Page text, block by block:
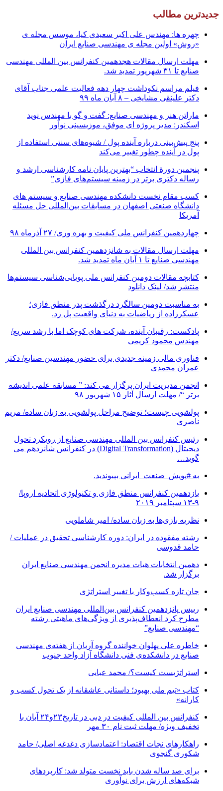
جدیدترین مطالب
چهره ها: مهندس علی اکبر سعیدی کیا، موسس مجله ی
«روش» اولین مجله ی مهندسی صنایع ایران
مهلت ارسال مقالات هجدهمین کنفرانس بین المللی مهندسی
صنایع تا ۳۱ شهریور تمدید شد.
فیلم مراسم نکوداشت چهار دهه فعالیت علمی جناب آقای
دکتر علینقی مشایخی – ۸ آبان ماه ۹۹
ماراتن هنر و مهندسی صنایع: گفت و گو با مهندس نوید
اسکندر: مدیر پروژه ای موفق، موزیسینی نوآور
پنج پیش‌بینی درباره آینده پول / شیوه‌های سنتی استفاده از
پول در آینده چطور تغییر می‌کند
پنجمین دورۀ انتخاب “بهترین پایان ­نامه کارشناسی­ ارشد و
رساله دکتری برتر در زمینه سیستم‌های فازی”
کسب مقام نخست دانشکده مهندسی صنایع و سیستم های
دانشگاه صنعتی اصفهان در مسابقات بین‌المللی حل مسئله
آمریکا
چهاردهمین کنفرانس ملی کیفیت و بهره وری/ ۲۷ آذرماه ۹۸
مهلت ارسال مقالات به شانزدهمین کنفرانس بین المللی
مهندسی صنایع تا ۱ آبان ماه تمدید شد.
کتابچه مقالات دومین کنفرانس ملی پویایی‌شناسی سیستم‌ها
منتشر شد/ لینک دانلود
به مناسبت دومین سالگرد درگذشت پدر منطق فازی؛
عسکرزاده از ریاضیات به دنیای واقعیت پل زد.
پادکست: رقیبان آینده، شرکت های کوچک اما با رشد سریع/
مهندس محمود کریمی
فناوری مالی زمینه جدیدی برای حضور مهندسین صنایع/ دکتر
عمران محمدی
انجمن مدیریت ایران برگزار می کند: ” مسابقه علمی اندیشه
برتر “/ مهلت ارسال آثار ۱۵ شهریور ۹۸
پولشویی چیست؛ توضیح مراحل پولشویی به زبان ساده/ مریم
ناصری
رئیس کنفرانس بین المللی مهندسی صنایع از رویکرد تحول
دیجیتال (Digital Transformation) در کنفرانس شانزدهم می
گوید…
به #پویش_صنعت_ایرانی بپیوندید.
یازدهمین کنفرانس منطق فازی و تکنولوژی اتحادیه اروپا/
۹-۱۳ سپتامبر ۲۰۱۹
نظریه بازی‌ها به زبان ساده/ امیر شاملویی
رشته مفقوده در ایران: دوره کارشناسی تحقیق در عملیات /
حامد قدوسی
دهمین انتخابات هیات مدیره انجمن مهندسی صنایع ایران
برگزار شد.
جان تازه کسب‌وکار با تغییر استراتژی
رییس پانزدهمین کنفرانس بین‌المللی مهندسی صنایع ایران
مطرح کرد انعطاف‌پذیری از ویژگی‌های ماهیتی رشته
“مهندسی صنایع”
خاطره علی پهلوان خواننده گروه آریان از هفته‌ی مهندسی
صنایع در دانشکده‌ی فنی دانشگاه آزاد واحد جنوب
استراتژیست کیست؟‬/ محمد عبایی
کتاب «تیم ملی بهبود؛ داستانی عاشقانه از یک تحول کسب و
کارانه»
کنفرانس بین المللی کیفیت در دبی در تاریخ۲۳و۲۴ آبان با
تخفیف ویژه/ مهلت ثبت نام ۳۰ مهر
راهکارهای نجات اقتصاد: اعتمادسازی دغدغه اصلی/ حامد
شکوری گنجوی
برای صد ساله شدن باید نخست متولد شد: کاربردهای
شبکه‌های ارزش برای نوآوری